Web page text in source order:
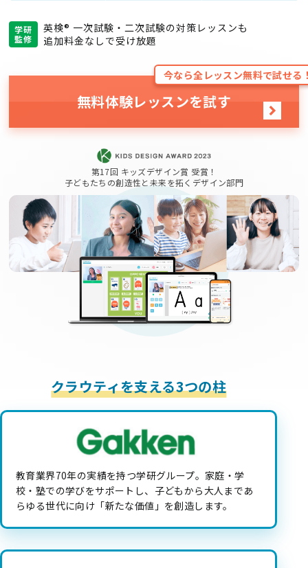
学研
監修
英検® 一次試験・二次試験の対策レッスンも
追加料金なしで受け放題
今なら全レッスン無料で試せる
無料体験レッスンを試す
第17回 キッズデザイン賞 受賞！
子どもたちの創造性と未来を拓くデザイン部門
教育業界70年の実績を持つ学研グループ。家庭・学
校・塾での学びをサポートし、子どもから大人まであ
らゆる世代に向け「新たな価値」を創造します。